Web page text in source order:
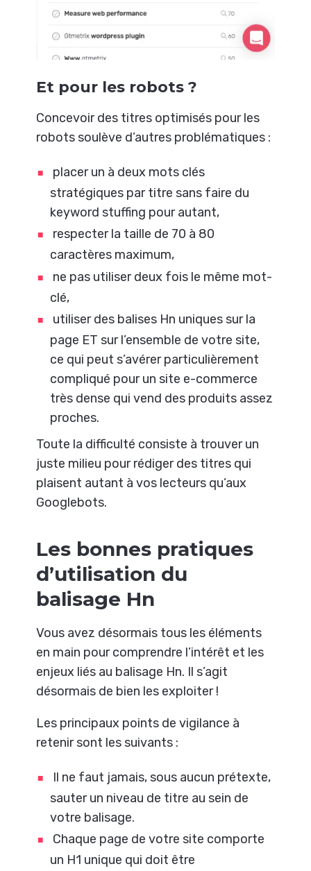
Et pour les robots ?
Concevoir des titres optimisés pour les
robots soulève d’autres problématiques :
placer un à deux mots clés
stratégiques par titre sans faire du
keyword stuffing pour autant,
respecter la taille de 70 à 80
caractères maximum,
ne pas utiliser deux fois le même mot-
clé,
utiliser des balises Hn uniques sur la
page ET sur l’ensemble de votre site,
ce qui peut s’avérer particulièrement
compliqué pour un site e-commerce
très dense qui vend des produits assez
proches.
Toute la difficulté consiste à trouver un
juste milieu pour rédiger des titres qui
plaisent autant à vos lecteurs qu’aux
Googlebots.
Les bonnes pratiques
d’utilisation du
balisage Hn
Vous avez désormais tous les éléments
en main pour comprendre l’intérêt et les
enjeux liés au balisage Hn. Il s’agit
désormais de bien les exploiter !
Les principaux points de vigilance à
retenir sont les suivants :
Il ne faut jamais, sous aucun prétexte,
sauter un niveau de titre au sein de
votre balisage.
Chaque page de votre site comporte
un H1 unique qui doit être